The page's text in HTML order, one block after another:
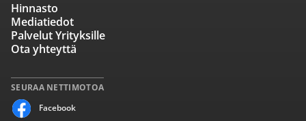
SEURAA NETTIMOTOA
Facebook
Hinnasto
Mediatiedot
Palvelut Yrityksille
Ota yhteyttä